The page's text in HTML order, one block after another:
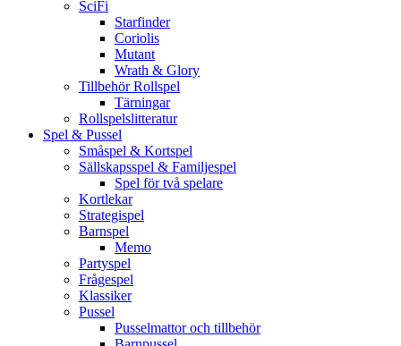
SciFi
Starfinder
Coriolis
Mutant
Wrath & Glory
Tillbehör Rollspel
Tärningar
Rollspelslitteratur
Spel & Pussel
Småspel & Kortspel
Sällskapsspel & Familjespel
Spel för två spelare
Kortlekar
Strategispel
Barnspel
Memo
Partyspel
Frågespel
Klassiker
Pussel
Pusselmattor och tillbehör